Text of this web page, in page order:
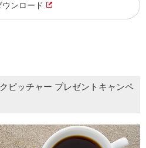
ウンロード
ピッチャー プレゼントキャンペ